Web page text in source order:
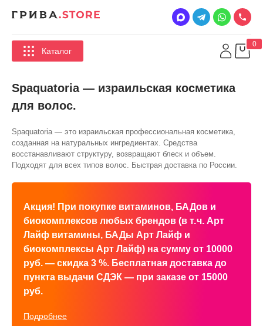
Каталог
0
Spaquatoria — израильская косметика
для волос.
Spaquatoria — это израильская профессиональная косметика,
созданная на натуральных ингредиентах. Средства
восстанавливают структуру, возвращают блеск и объем.
Подходят для всех типов волос. Быстрая доставка по России.
Акция! При покупке витаминов, БАДов и
биокомплексов любых брендов (в т. ч. Арт
Лайф витамины, БАДы Арт Лайф и
биокомплексы Арт Лайф) на сумму от 10000
руб. — скидка 3 %. Бесплатная доставка до
пункта выдачи СДЭК — при заказе от 15000
руб.
Подробнее